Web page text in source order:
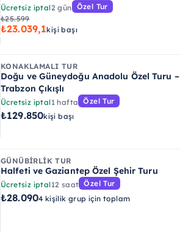
Ücretsiz iptal2 gün Özel Tur
₺25.599
₺23.039,1kişi başı
KONAKLAMALI TUR
Doğu ve Güneydoğu Anadolu Özel Turu –
Trabzon Çıkışlı
Ücretsiz iptal1 hafta Özel Tur
₺129.850kişi başı
GÜNÜBIRLIK TUR
Halfeti ve Gaziantep Özel Şehir Turu
Ücretsiz iptal12 saat Özel Tur
₺28.0904 kişilik grup için toplam